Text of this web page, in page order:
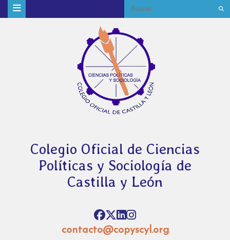
Colegio Oficial de Ciencias
Políticas y Sociología de
Castilla y León
contacto@copyscyl.org